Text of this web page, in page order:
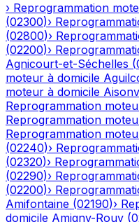
› Reprogrammation
(02300)›
(02800)›
(02200)›
Agnicourt-et-Séchelles (
moteur à domicile
moteur à domicile
Reprogrammation
Reprogrammation
Reprogrammation
(02240)›
(02320)›
(02290)›
(02200)›
Amifontaine (02190)›
domicile Amigny-Rouy (